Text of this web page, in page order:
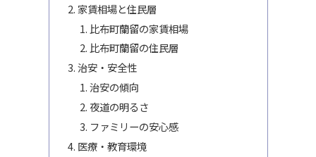
家賃相場と住民層
比布町蘭留の家賃相場
比布町蘭留の住民層
治安・安全性
治安の傾向
夜道の明るさ
ファミリーの安心感
医療・教育環境